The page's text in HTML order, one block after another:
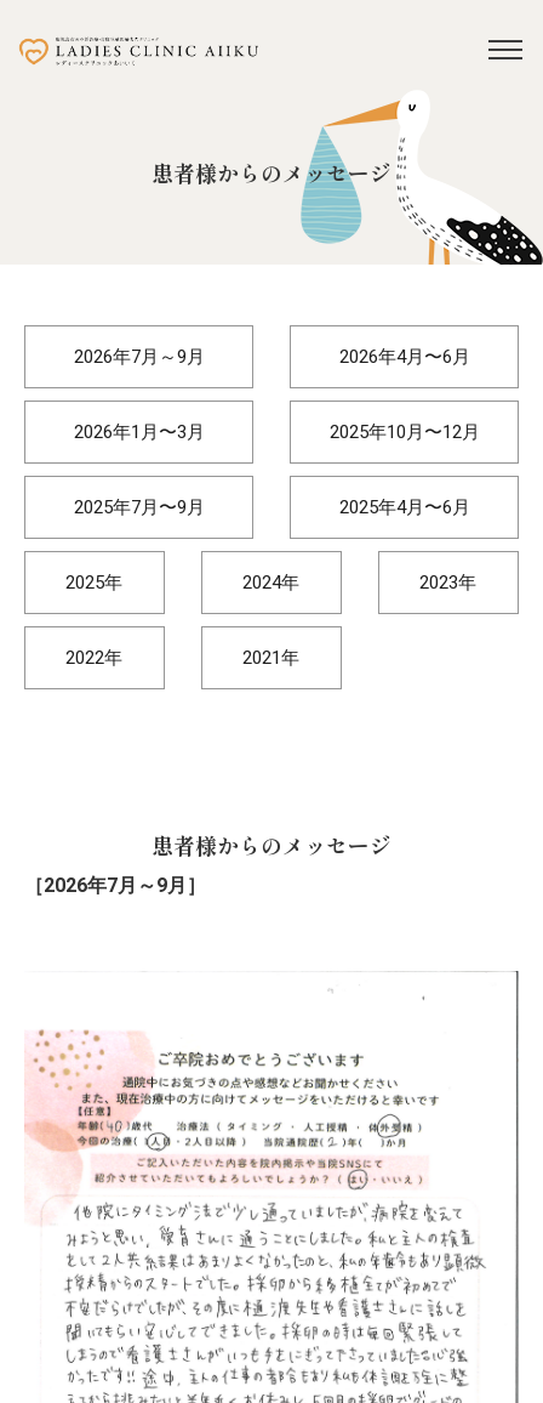
患者様からのメッセージ
2026年7月～9月 2026年4月〜6月
2026年1月〜3月 2025年10月〜12月
2025年7月〜9月 2025年4月〜6月
2025年 2024年 2023年
2022年 2021年
患者様からのメッセージ
［2026年7月～9月］